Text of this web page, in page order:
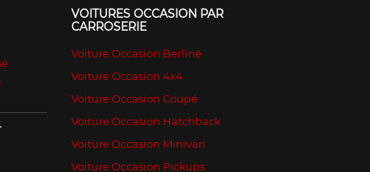
VOITURES OCCASION PAR
CARROSERIE
Voiture Occasion Berline
Voiture Occasion 4x4
Voiture Occasion Coupé
Voiture Occasion Hatchback
Voiture Occasion Minivan
Voiture Occasion Pickups